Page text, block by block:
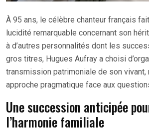
À 95 ans, le célèbre chanteur français
lucidité remarquable concernant son
à d’autres personnalités dont les
gros titres, Hugues Aufray a choisi
transmission patrimoniale de son vivant,
approche pragmatique face aux
Une succession anticipée
l’harmonie familiale